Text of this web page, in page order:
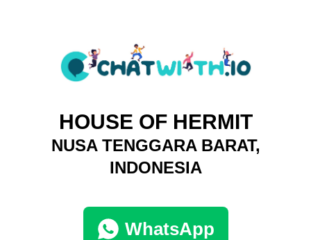
HOUSE OF HERMIT
NUSA TENGGARA BARAT,
INDONESIA
WhatsApp